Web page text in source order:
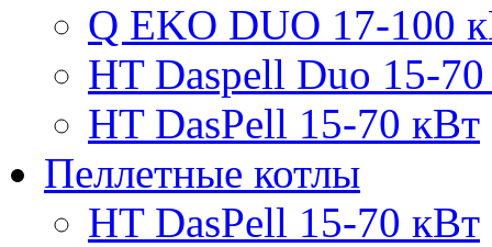
Q EKO DUO 17-100
HT Daspell Duo 15-
HT DasPell 15-70 кВт
Пеллетные котлы
HT DasPell 15-70 кВт